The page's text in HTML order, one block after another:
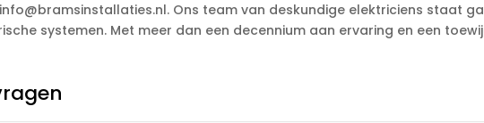
Ons team van deskundige elektriciens staat
systemen. Met meer dan een decennium aan ervaring en een